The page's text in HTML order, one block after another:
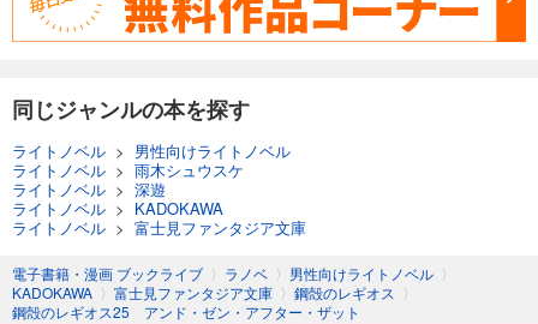
同じジャンルの本を探す
ライトノベル > 男性向けライトノベル
ライトノベル > 雨木シュウスケ
ライトノベル > 深遊
ライトノベル > KADOKAWA
ライトノベル > 富士見ファンタジア文庫
電子書籍・漫画 ブックライブ 〉 ラノベ 〉 男性向けライトノベル 〉
KADOKAWA 〉 富士見ファンタジア文庫 〉 鋼殻のレギオス 〉
鋼殻のレギオス25 アンド・ゼン・アフター・ザット